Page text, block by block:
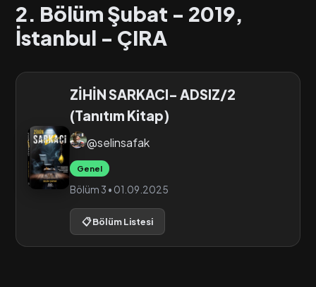
2. Bölüm Şubat - 2019,
İstanbul - ÇIRA
ZİHİN SARKACI- ADSIZ/2
(Tanıtım Kitap)
@selinsafak
Genel
Bölüm 3 • 01.09.2025
📋 Bölüm Listesi